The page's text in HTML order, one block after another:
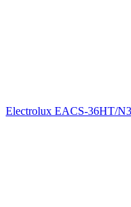
Electrolux EACS-36HT/